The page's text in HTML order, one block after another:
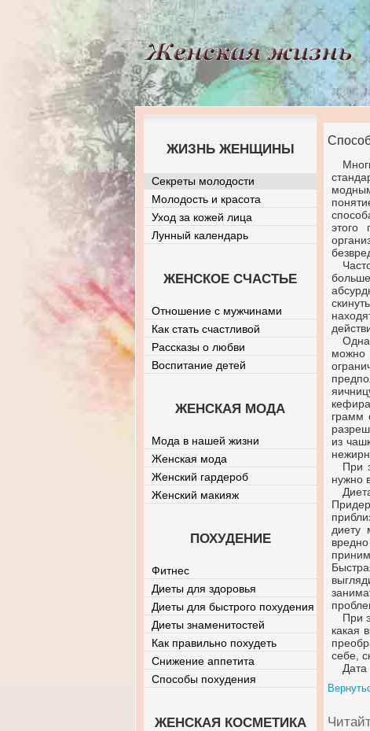
этого
грамм
из
При
нужно
диету
При
какая
себе,
Дата
ЖИЗНЬ ЖЕНЩИНЫ
Секреты молодости
Молодость и красота
Уход за кожей лица
Лунный календарь
ЖЕНСКОЕ СЧАСТЬЕ
Отношение с мужчинами
Как стать счастливой
Рассказы о любви
Воспитание детей
ЖЕНСКАЯ МОДА
Мода в нашей жизни
Женская мода
Женский гардероб
Женский макияж
ПОХУДЕНИЕ
Фитнес
Диеты для здоровья
Диеты для быстрого похудения
Диеты знаменитостей
Как правильно похудеть
Снижение аппетита
Способы похудения
ЖЕНСКАЯ КОСМЕТИКА